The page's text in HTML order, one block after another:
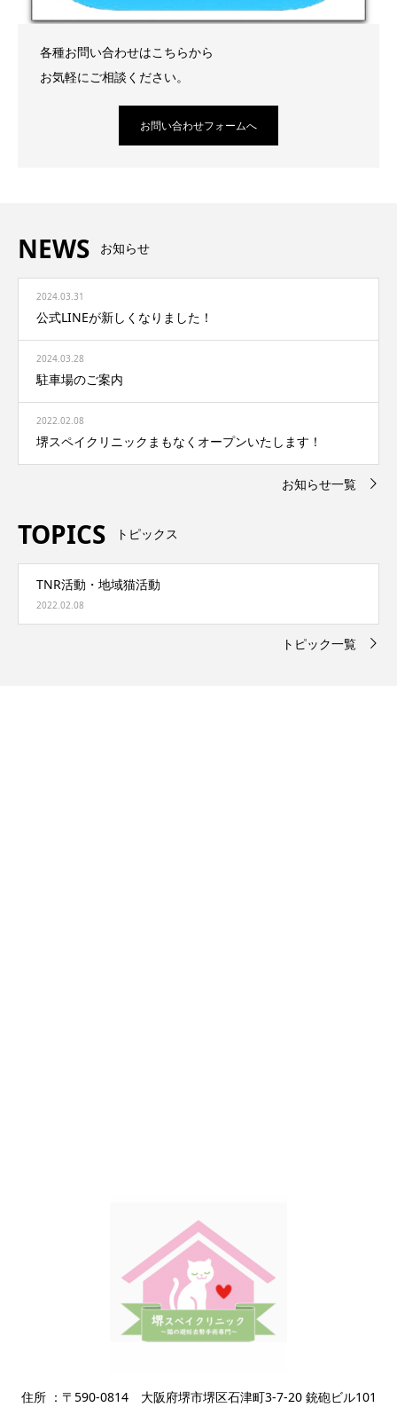
各種お問い合わせはこちらから
お気軽にご相談ください。
お問い合わせフォームへ
NEWS お知らせ
2024.03.31
公式LINEが新しくなりました！
2024.03.28
駐車場のご案内
2022.02.08
堺スペイクリニックまもなくオープンいたします！
お知らせ一覧
TOPICS トピックス
TNR活動・地域猫活動
2022.02.08
トピック一覧
住所 ：〒590-0814 大阪府堺市堺区石津町3-7-20 銃砲ビル101